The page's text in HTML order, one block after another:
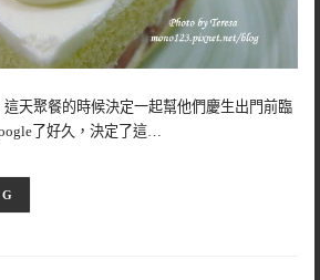
天聚餐的時候決定一起幫他們慶生出門前臨
了好久，決定了這…